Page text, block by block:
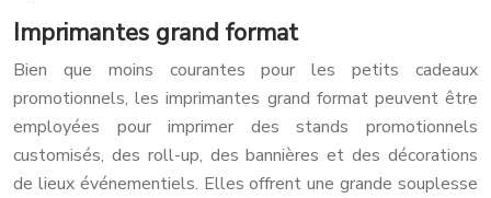
Imprimantes grand format
Bien que moins courantes pour les petits cadeaux
promotionnels, les imprimantes grand format peuvent être
employées pour imprimer des stands promotionnels
customisés, des roll-up, des bannières et des décorations
de lieux événementiels. Elles offrent une grande souplesse